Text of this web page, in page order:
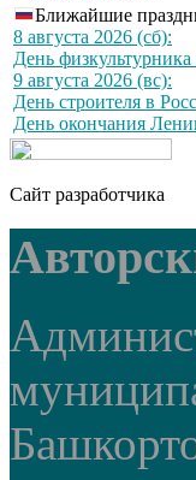
Ближайшие
8 августа 2026 (сб):
День
9 августа 2026 (вс):
День строителя в
День окончания
Сайт разработчика